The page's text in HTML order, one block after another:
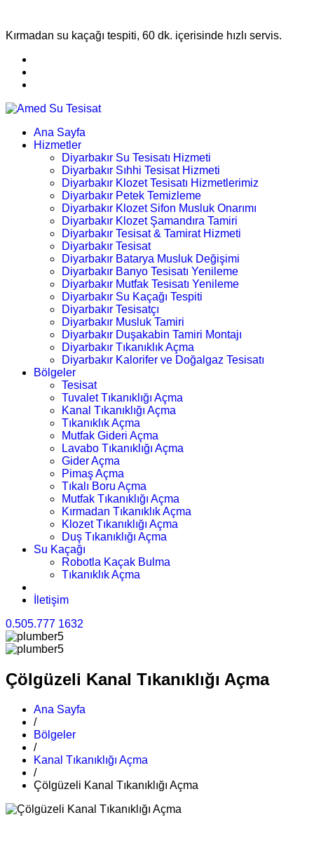
Kırmadan su kaçağı tespiti, 60 dk. içerisinde hızlı servis.
Ana Sayfa
Hizmetler
Diyarbakır Su Tesisatı Hizmeti
Diyarbakır Sıhhi Tesisat Hizmeti
Diyarbakır Klozet Tesisatı Hizmetlerimiz
Diyarbakır Petek Temizleme
Diyarbakır Klozet Sifon Musluk Onarımı
Diyarbakır Klozet Şamandıra Tamiri
Diyarbakır Tesisat & Tamirat Hizmeti
Diyarbakır Tesisat
Diyarbakır Batarya Musluk Değişimi
Diyarbakır Banyo Tesisatı Yenileme
Diyarbakır Mutfak Tesisatı Yenileme
Diyarbakır Su Kaçağı Tespiti
Diyarbakır Tesisatçı
Diyarbakır Musluk Tamiri
Diyarbakır Duşakabin Tamiri Montajı
Diyarbakır Tıkanıklık Açma
Diyarbakır Kalorifer ve Doğalgaz Tesisatı
Bölgeler
Tesisat
Tuvalet Tıkanıklığı Açma
Kanal Tıkanıklığı Açma
Tıkanıklık Açma
Mutfak Gideri Açma
Lavabo Tıkanıklığı Açma
Gider Açma
Pimaş Açma
Tıkalı Boru Açma
Mutfak Tıkanıklığı Açma
Kırmadan Tıkanıklık Açma
Klozet Tıkanıklığı Açma
Duş Tıkanıklığı Açma
Su Kaçağı
Robotla Kaçak Bulma
Tıkanıklık Açma
İletişim
0.505.777 1632
Çölgüzeli Kanal Tıkanıklığı Açma
Ana Sayfa
/
Bölgeler
/
Kanal Tıkanıklığı Açma
/
Çölgüzeli Kanal Tıkanıklığı Açma